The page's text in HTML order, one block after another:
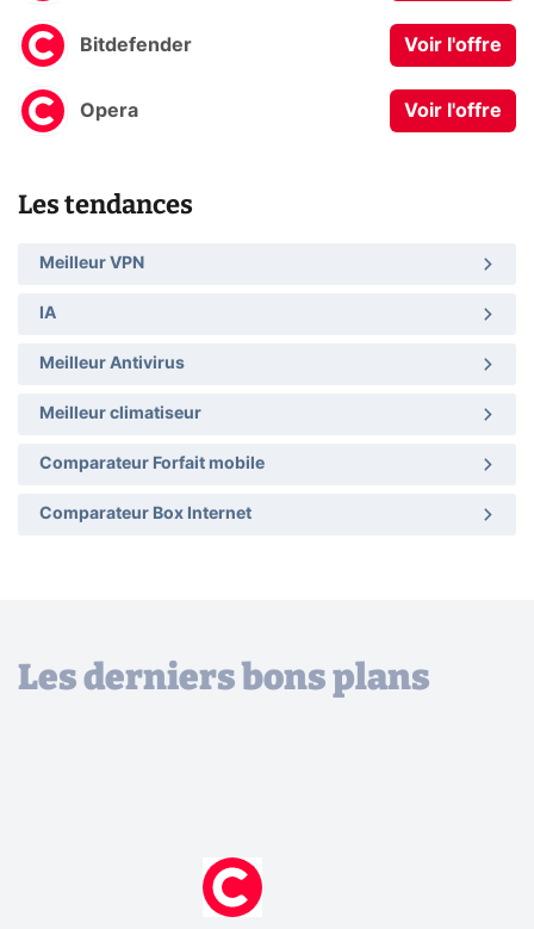
Bitdefender Voir l'offre
Opera Voir l'offre
Les tendances
Meilleur VPN
IA
Meilleur Antivirus
Meilleur climatiseur
Comparateur Forfait mobile
Comparateur Box Internet
Les derniers bons plans